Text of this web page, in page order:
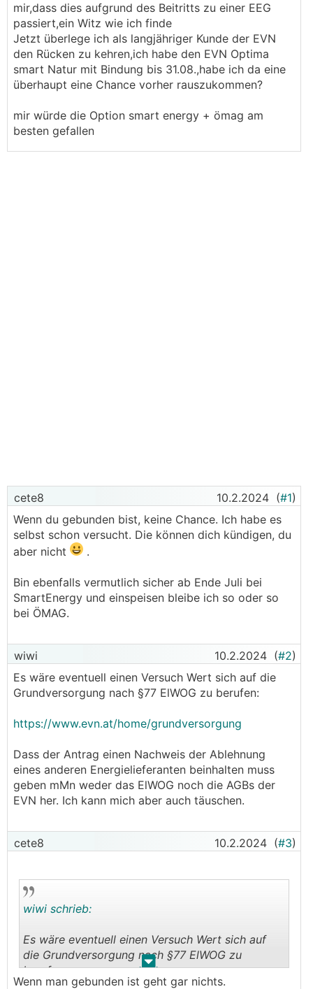
mir,dass dies aufgrund des Beitritts zu einer EEG
passiert,ein Witz wie ich finde
Jetzt überlege ich als langjähriger Kunde der EVN
den Rücken zu kehren,ich habe den EVN Optima
smart Natur mit Bindung bis 31.08.,habe ich da eine
überhaupt eine Chance vorher rauszukommen?
mir würde die Option smart energy + ömag am
besten gefallen
cete8 10.2.2024 (#1)
Wenn du gebunden bist, keine Chance. Ich habe es
selbst schon versucht. Die können dich kündigen, du
aber nicht
.
Bin ebenfalls vermutlich sicher ab Ende Juli bei
SmartEnergy und einspeisen bleibe ich so oder so
bei ÖMAG.
wiwi 10.2.2024 (#2)
Es wäre eventuell einen Versuch Wert sich auf die
Grundversorgung nach §77 ElWOG zu berufen:
https://www.evn.at/home/grundversorgung
Dass der Antrag einen Nachweis der Ablehnung
eines anderen Energielieferanten beinhalten muss
geben mMn weder das ElWOG noch die AGBs der
EVN her. Ich kann mich aber auch täuschen.
cete8 10.2.2024 (#3)
. .
wiwi schrieb:
Es wäre eventuell einen Versuch Wert sich auf
die Grundversorgung nach §77 ElWOG zu
berufen:
Wenn man gebunden ist geht gar nichts.